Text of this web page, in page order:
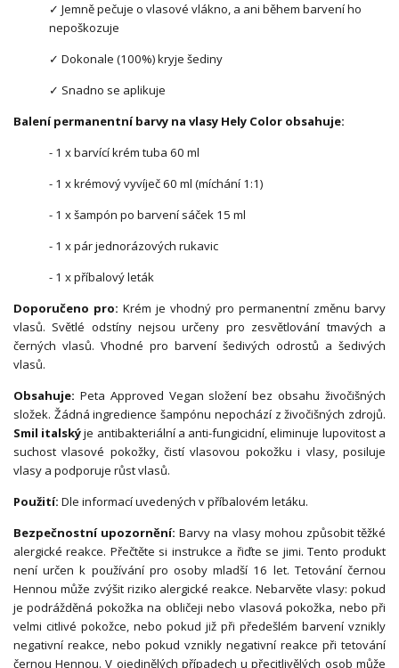
✓ Jemně pečuje o vlasové vlákno, a ani během barvení ho
nepoškozuje
✓ Dokonale (100%) kryje šediny
✓ Snadno se aplikuje
Balení permanentní barvy na vlasy Hely Color obsahuje:
- 1 x barvící krém tuba 60 ml
- 1 x krémový vyvíječ 60 ml (míchání 1:1)
- 1 x šampón po barvení sáček 15 ml
- 1 x pár jednorázových rukavic
- 1 x příbalový leták
Doporučeno pro: Krém je vhodný pro permanentní změnu barvy
vlasů. Světlé odstíny nejsou určeny pro zesvětlování tmavých a
černých vlasů. Vhodné pro barvení šedivých odrostů a šedivých
vlasů.
Obsahuje: Peta Approved Vegan složení bez obsahu živočišných
složek. Žádná ingredience šampónu nepochází z živočišných zdrojů.
Smil italskýje antibakteriální a anti-fungicidní, eliminuje lupovitost a
suchost vlasové pokožky, čistí vlasovou pokožku i vlasy, posiluje
vlasy a podporuje růst vlasů.
Použití: Dle informací uvedených v příbalovém letáku.
Bezpečnostní upozornění:Barvy na vlasy mohou způsobit těžké
alergické reakce. Přečtěte si instrukce a řiďte se jimi. Tento produkt
není určen k používání pro osoby mladší 16 let. Tetování černou
Hennou může zvýšit riziko alergické reakce. Nebarvěte vlasy: pokud
je podrážděná pokožka na obličeji nebo vlasová pokožka, nebo při
velmi citlivé pokožce, nebo pokud již při předešlém barvení vznikly
negativní reakce, nebo pokud vznikly negativní reakce při tetování
černou Hennou. V ojedinělých případech u přecitlivělých osob může